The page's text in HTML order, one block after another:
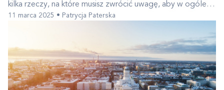
kilka rzeczy, na które musisz zwrócić uwagę, aby w ogóle
zacząć myśleć o tym procesie. Zobacz wskazówki oparte
scaleupami. Wzrost a skalowanie — jaka jest różnica?
Wydaje się, że w nowoczesnym ...
11 marca 2025 • Patrycja Paterska